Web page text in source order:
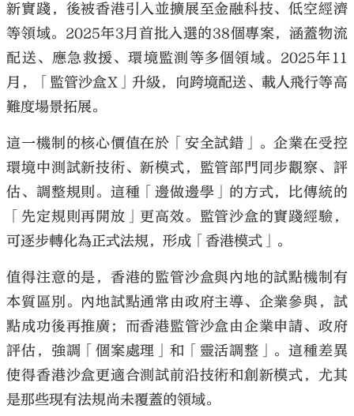
新實踐，後被香港引入並擴展至金融科技、低空經濟
等領域。2025年3月首批入選的38個專案，涵蓋物流
配送、應急救援、環境監測等多個領域。2025年11
月，「監管沙盒X」升級，向跨境配送、載人飛行等高
難度場景拓展。
這一機制的核心價值在於「安全試錯」。企業在受控
環境中測試新技術、新模式，監管部門同步觀察、評
估、調整規則。這種「邊做邊學」的方式，比傳統的
「先定規則再開放」更高效。監管沙盒的實踐經驗，
可逐步轉化為正式法規，形成「香港模式」。
值得注意的是，香港的監管沙盒與內地的試點機制有
本質區別。內地試點通常由政府主導、企業參與，試
點成功後再推廣；而香港監管沙盒由企業申請、政府
評估，強調「個案處理」和「靈活調整」。這種差異
使得香港沙盒更適合測試前沿技術和創新模式，尤其
是那些現有法規尚未覆蓋的領域。